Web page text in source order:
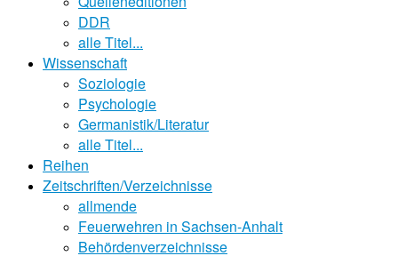
DDR
alle Titel...
Wissenschaft
Soziologie
Psychologie
Germanistik/Literatur
alle Titel...
Reihen
Zeitschriften/Verzeichnisse
allmende
Feuerwehren in Sachsen-Anhalt
Behördenverzeichnisse